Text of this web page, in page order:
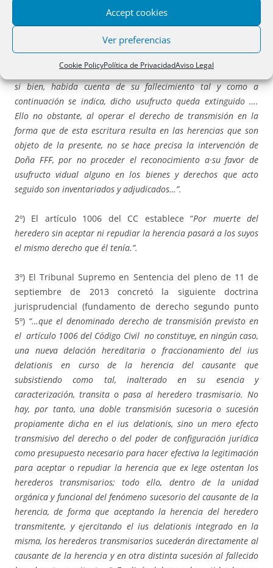
Accept cookies
Ver preferencias
Cookie PolicyPolítica de PrivacidadAviso Legal
padres, respecto a la de la madre el notario concluyó
únicos interesados en esta herencia son sus tres hijos DDD, EEE
y CCC (este último hoy difunto como a continuación se indica),
herederos por partes iguales y el viudo AAA al que le
correspondía el usufructo del tercio de mejora de la herencia,
si bien, habida cuenta de su fallecimiento tal y como a
continuación se indica, dicho usufructo queda extinguido ….
Ello no obstante, al operar el derecho de transmisión en la
forma que de esta escritura resulta en las herencias que son
objeto de la presente, no se hace precisa la intervención de
Doña FFF, por no proceder el reconocimiento a·su favor de
usufructo vidual alguno en los bienes y derechos que acto
seguido son inventariados y adjudicados…”.
2º) El artículo 1006 del CC establece “Por muerte del
heredero sin aceptar ni repudiar la herencia pasará a los suyos
el mismo derecho que él tenía.”.
3º) El Tribunal Supremo en Sentencia del pleno de 11 de
septiembre de 2013 concretó la siguiente doctrina
jurisprudencial (fundamento de derecho segundo punto
5º) “…que el denominado derecho de transmisión previsto en
el artículo 1006 del Código Civil no constituye, en ningún caso,
una nueva delación hereditaria o fraccionamiento del ius
delationis en curso de la herencia del causante que
subsistiendo como tal, inalterado en su esencia y
caracterización, transita o pasa al heredero trasmisario. No
hay, por tanto, una doble transmisión sucesoria o sucesión
propiamente dicha en el ius delationis, sino un mero efecto
transmisivo del derecho o del poder de configuración jurídica
como presupuesto necesario para hacer efectiva la legitimación
para aceptar o repudiar la herencia que ex lege ostentan los
herederos transmisarios; todo ello, dentro de la unidad
orgánica y funcional del fenómeno sucesorio del causante de la
herencia, de forma que aceptando la herencia del heredero
transmitente, y ejercitando el ius delationis integrado en la
misma, los herederos transmisarios sucederán directamente al
causante de la herencia y en otra distinta sucesión al fallecido